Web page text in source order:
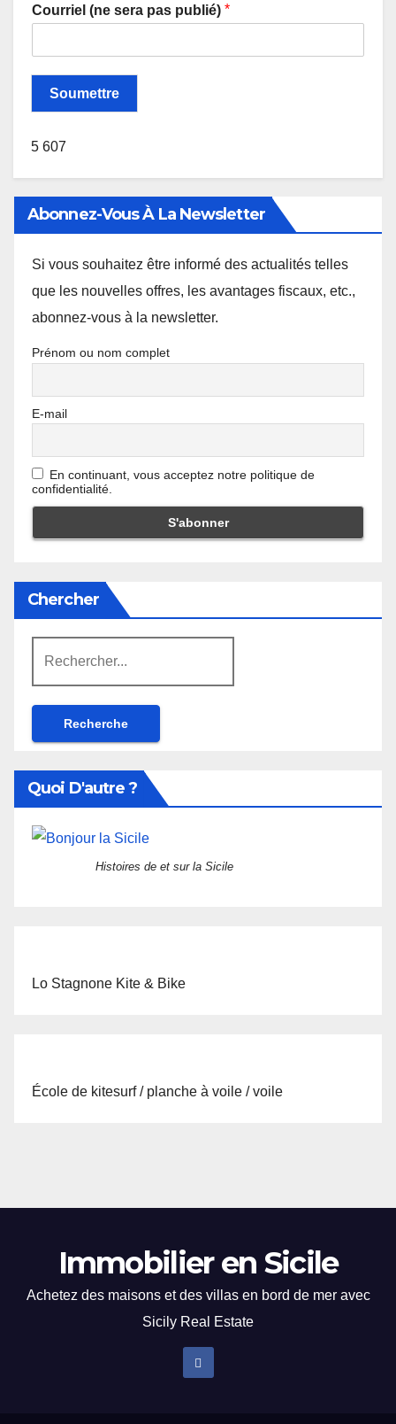
Courriel (ne sera pas publié) *
Soumettre
5 607
Abonnez-Vous À La Newsletter
Si vous souhaitez être informé des actualités telles
que les nouvelles offres, les avantages fiscaux, etc.,
abonnez-vous à la newsletter.
Prénom ou nom complet
E-mail
En continuant, vous acceptez notre politique de
confidentialité.
Chercher
Quoi D'autre ?
Histoires de et sur la Sicile
Lo Stagnone Kite & Bike
École de kitesurf / planche à voile / voile
Immobilier en Sicile
Achetez des maisons et des villas en bord de mer avec
Sicily Real Estate